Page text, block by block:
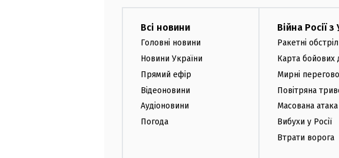
Всі новини
Головні новини
Новини України
Прямий ефір
Відеоновини
Аудіоновини
Погода
Війна Росії
Ракетні
Карта бойових
Мирні
Повітряна
Масована атака
Вибухи у Росії
Втрати ворога